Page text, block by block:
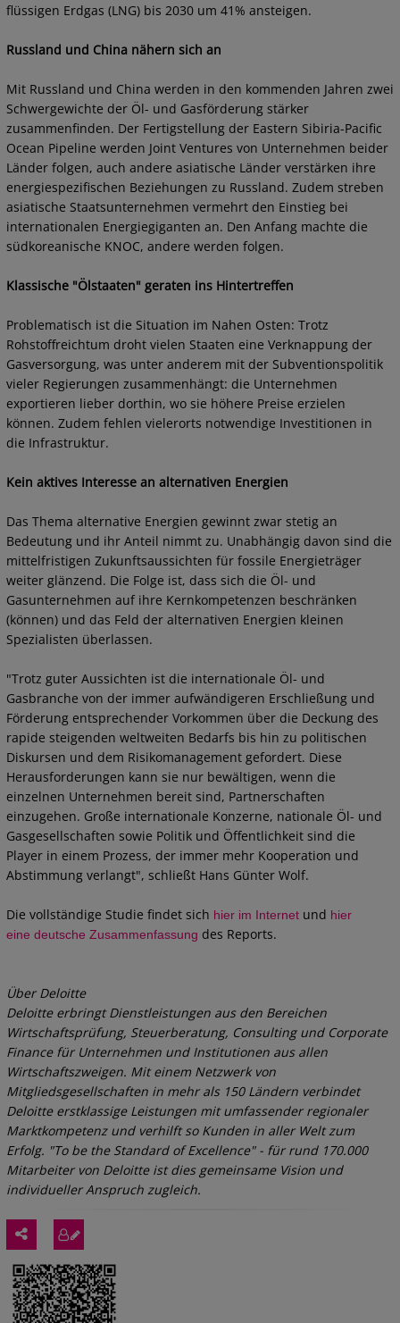
flüssigen Erdgas (LNG) bis 2030 um 41% ansteigen.
Russland und China nähern sich an
Mit Russland und China werden in den kommenden Jahren zwei
Schwergewichte der Öl- und Gasförderung stärker
zusammenfinden. Der Fertigstellung der Eastern Sibiria-Pacific
Ocean Pipeline werden Joint Ventures von Unternehmen beider
Länder folgen, auch andere asiatische Länder verstärken ihre
energiespezifischen Beziehungen zu Russland. Zudem streben
asiatische Staatsunternehmen vermehrt den Einstieg bei
internationalen Energiegiganten an. Den Anfang machte die
südkoreanische KNOC, andere werden folgen.
Klassische "Ölstaaten" geraten ins Hintertreffen
Problematisch ist die Situation im Nahen Osten: Trotz
Rohstoffreichtum droht vielen Staaten eine Verknappung der
Gasversorgung, was unter anderem mit der Subventionspolitik
vieler Regierungen zusammenhängt: die Unternehmen
exportieren lieber dorthin, wo sie höhere Preise erzielen
können. Zudem fehlen vielerorts notwendige Investitionen in
die Infrastruktur.
Kein aktives Interesse an alternativen Energien
Das Thema alternative Energien gewinnt zwar stetig an
Bedeutung und ihr Anteil nimmt zu. Unabhängig davon sind die
mittelfristigen Zukunftsaussichten für fossile Energieträger
weiter glänzend. Die Folge ist, dass sich die Öl- und
Gasunternehmen auf ihre Kernkompetenzen beschränken
(können) und das Feld der alternativen Energien kleinen
Spezialisten überlassen.
"Trotz guter Aussichten ist die internationale Öl- und
Gasbranche von der immer aufwändigeren Erschließung und
Förderung entsprechender Vorkommen über die Deckung des
rapide steigenden weltweiten Bedarfs bis hin zu politischen
Diskursen und dem Risikomanagement gefordert. Diese
Herausforderungen kann sie nur bewältigen, wenn die
einzelnen Unternehmen bereit sind, Partnerschaften
einzugehen. Große internationale Konzerne, nationale Öl- und
Gasgesellschaften sowie Politik und Öffentlichkeit sind die
Player in einem Prozess, der immer mehr Kooperation und
Abstimmung verlangt", schließt Hans Günter Wolf.
Die vollständige Studie findet sich hier im Internet und hier
eine deutsche Zusammenfassung des Reports.
Über Deloitte
Deloitte erbringt Dienstleistungen aus den Bereichen
Wirtschaftsprüfung, Steuerberatung, Consulting und Corporate
Finance für Unternehmen und Institutionen aus allen
Wirtschaftszweigen. Mit einem Netzwerk von
Mitgliedsgesellschaften in mehr als 150 Ländern verbindet
Deloitte erstklassige Leistungen mit umfassender regionaler
Marktkompetenz und verhilft so Kunden in aller Welt zum
Erfolg. "To be the Standard of Excellence" - für rund 170.000
Mitarbeiter von Deloitte ist dies gemeinsame Vision und
individueller Anspruch zugleich.